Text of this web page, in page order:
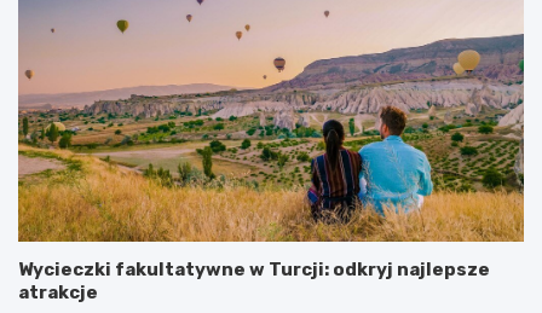
Wycieczki fakultatywne w Turcji: odkryj najlepsze
atrakcje